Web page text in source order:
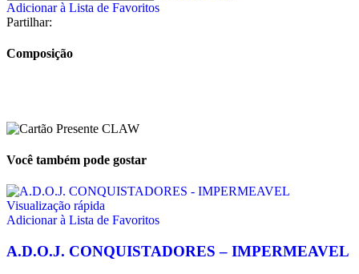
Adicionar à Lista de Favoritos
Partilhar:
Composição
Você também pode gostar
Visualização rápida
Adicionar à Lista de Favoritos
A.D.O.J. CONQUISTADORES – IMPERMEAVEL